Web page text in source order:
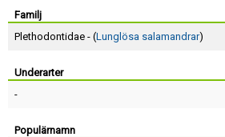
Familj
Plethodontidae - (Lunglösa salamandrar)
Underarter
-
Populärnamn
Terms of Service
Skapa konto